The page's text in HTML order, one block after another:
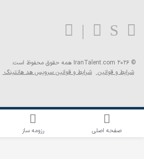
اطلاع‌رسانی شغلی را برای این جستجو فعال کنید
بلاگ
© 2026 IranTalent.com
همه حقوق محفوظ است.
شرایط و قوانین شرایط و قوانین سرویس هد هانتینگ
صفحه اصلی رزومه ساز